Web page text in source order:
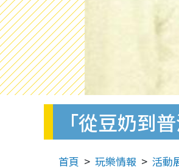
「從豆奶到
首頁 玩樂情報 活動